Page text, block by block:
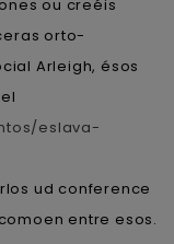
ou creéis
orto-
Arleigh, ésos
eslava-
ud conference
entre esos.